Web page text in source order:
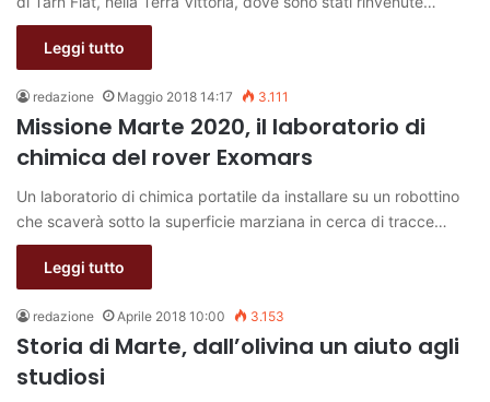
Leggi tutto
redazione Maggio 2018 14:17 3.111
Missione Marte 2020, il laboratorio di
chimica del rover Exomars
Un laboratorio di chimica portatile da installare su un robottino
che scaverà sotto la superficie marziana in cerca di tracce…
Leggi tutto
redazione Aprile 2018 10:00 3.153
Storia di Marte, dall’olivina un aiuto agli
studiosi